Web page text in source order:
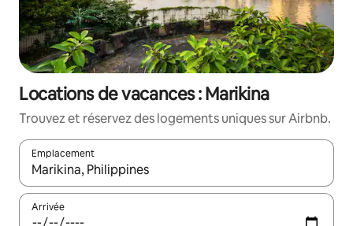
Locations de vacances : Marikina
Trouvez et réservez des logements uniques sur Airbnb.
Emplacement
Quand les résultats sont affichés, parcourez-les en utilisant
Arrivée